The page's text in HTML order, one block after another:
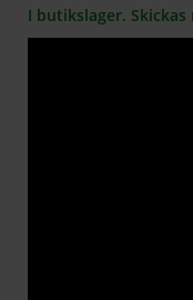
I butikslager.